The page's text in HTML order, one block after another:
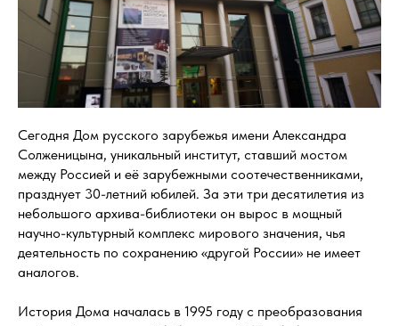
Сегодня Дом русского зарубежья имени Александра
Солженицына, уникальный институт, ставший мостом
между Россией и её зарубежными соотечественниками,
празднует 30-летний юбилей. За эти три десятилетия из
небольшого архива-библиотеки он вырос в мощный
научно-культурный комплекс мирового значения, чья
деятельность по сохранению «другой России» не имеет
аналогов.
История Дома началась в 1995 году с преобразования